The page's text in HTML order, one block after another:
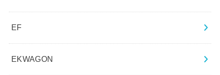
EF
EKWAGON